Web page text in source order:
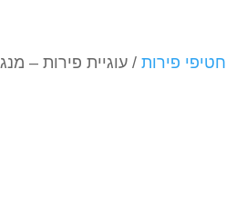
חטיפי פירות/ עוגיית פירות –